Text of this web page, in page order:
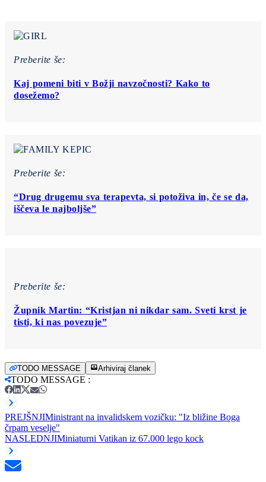
Preberite še:
Kaj pomeni biti v Božji navzočnosti? Kako to
dosežemo?
Preberite še:
“Drug drugemu sva terapevta, si potoživa in, če se da,
iščeva le najboljše”
Preberite še:
Župnik Martin: “Kristjan ni nikdar sam. Sveti krst je
tisti, ki nas povezuje”
TODO MESSAGE Arhiviraj članek
TODO MESSAGE :
PREJŠNJIMinistrant na invalidskem vozičku: "Iz bližine Boga
črpam veselje"
NASLEDNJIMiniaturni Vatikan iz 67.000 lego kock